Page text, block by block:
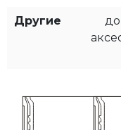
Другие